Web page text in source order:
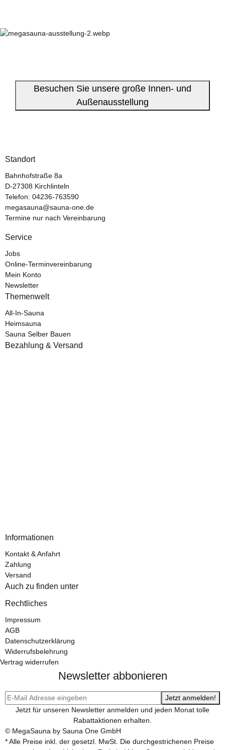
Besuchen Sie unsere große Innen- und
Außenausstellung
Standort
Bahnhofstraße 8a
D-27308 Kirchlinteln
Telefon: 04236-763590
megasauna@sauna-one.de
Termine nur nach Vereinbarung
Service
Jobs
Online-Terminvereinbarung
Mein Konto
Newsletter
Themenwelt
All-In-Sauna
Heimsauna
Sauna Selber Bauen
Bezahlung & Versand
Informationen
Kontakt & Anfahrt
Zahlung
Versand
Auch zu finden unter
Rechtliches
Impressum
AGB
Datenschutzerklärung
Widerrufsbelehrung
Vertrag widerrufen
Newsletter abbonieren
Jetzt anmelden!
Jetzt für unseren Newsletter anmelden und jeden Monat tolle
Rabattaktionen erhalten.
© MegaSauna by Sauna One GmbH
* Alle Preise inkl. der gesetzl. MwSt. Die durchgestrichenen Preise